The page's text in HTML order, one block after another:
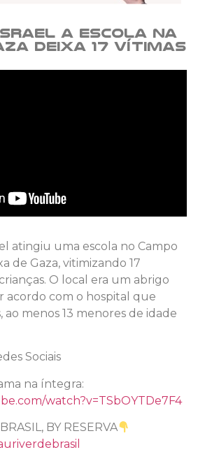
a escola na
deixa 17 vítimas
atingiu uma escola no Campo
de Gaza, vitimizando 17
O local era um abrigo
acordo com o hospital que
ao menos 13 menores de idade
Sociais
na íntegra:
watch?v=TSbOYTDe7F4
BY RESERVA